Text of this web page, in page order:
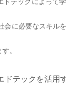
に必要なスキル
。
テックを活用